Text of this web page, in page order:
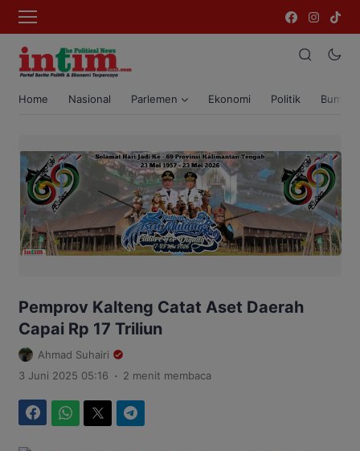
Home Nasional Parlemen Ekonomi Politik Bumi
Pemprov Kalteng Catat Aset Daerah
Capai Rp 17 Triliun
Ahmad Suhairi
3 Juni 2025 05:16 . 2 menit membaca